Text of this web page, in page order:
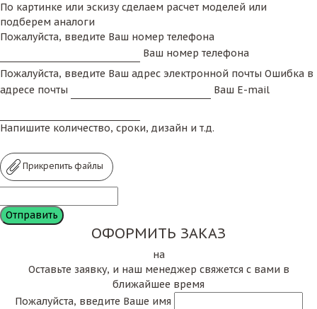
По картинке или эскизу сделаем расчет моделей или
подберем аналоги
Пожалуйста, введите Ваш номер телефона
Ваш номер телефона
Пожалуйста, введите Ваш адрес электронной почты Ошибка в
адресе почты
Ваш E-mail
Напишите количество, сроки, дизайн и т.д.
Прикрепить файлы
ОФОРМИТЬ ЗАКАЗ
на
Оставьте заявку, и наш менеджер свяжется с вами в
ближайшее время
Пожалуйста, введите Ваше имя